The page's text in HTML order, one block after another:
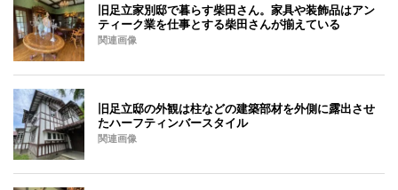
旧足立家別邸で暮らす柴田さん。家具や装飾品はアン
ティーク業を仕事とする柴田さんが揃えている
関連画像
旧足立邸の外観は柱などの建築部材を外側に露出させ
たハーフティンバースタイル
関連画像